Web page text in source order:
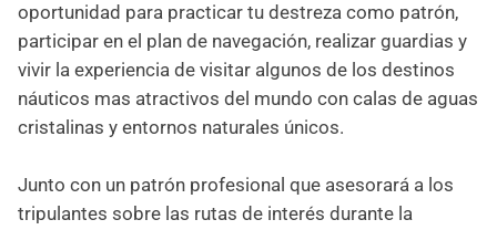
oportunidad para practicar tu destreza como patrón,
participar en el plan de navegación, realizar guardias y
vivir la experiencia de visitar algunos de los destinos
náuticos mas atractivos del mundo con calas de aguas
cristalinas y entornos naturales únicos.
Junto con un patrón profesional que asesorará a los
tripulantes sobre las rutas de interés durante la